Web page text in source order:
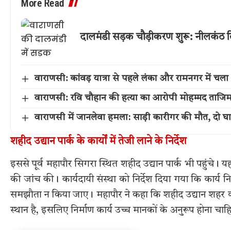
More Read
दालमंडी सड़क चौड़ीकरण शुरू: नीलकंठ
वाराणसी: कांवड़ यात्रा से पहले लंका और रामनगर में
वाराणसी: रवि चौहान की हत्या का आरोपी मोहम्मद
वाराणसी में जानलेवा हमला: साड़ी कारीगर की मौत, दो
शहीद उद्यान पार्क के कार्यों में तेजी लाने के निर्देश
इससे पूर्व महापौर सिगरा स्थित शहीद उद्यान पार्क भी पहुंचे।
की जांच की। कार्यदायी संस्था को निर्देश दिया गया कि
समझौता न किया जाए। महापौर ने कहा कि शहीद उद्यान
स्थान है, इसलिए निर्माण कार्य उच्च मानकों के अनुरूप होना